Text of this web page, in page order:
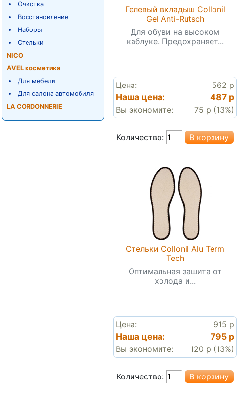
Очистка
Восстановление
Наборы
Стельки
NICO
AVEL косметика
Для мебели
Для салона автомобиля
LA CORDONNERIE
Гелевый вкладыш Collonil
Gel Anti-Rutsch
Для обуви на высоком
каблуке. Предохраняет...
Цена: 562 р
Наша цена: 487 р
Вы экономите: 75 р (13%)
Количество:
Стельки Collonil Alu Term
Tech
Оптимальная зашита от
холода и...
Цена: 915 р
Наша цена: 795 р
Вы экономите: 120 р (13%)
Количество: